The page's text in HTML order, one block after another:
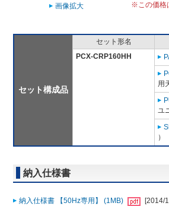
画像拡大
※この価格
セット構成品
セット形名
PCX-CRP160HH
用
ユ
）
納入仕様書
納入仕様書 【50Hz専用】 (1MB)
[2014/